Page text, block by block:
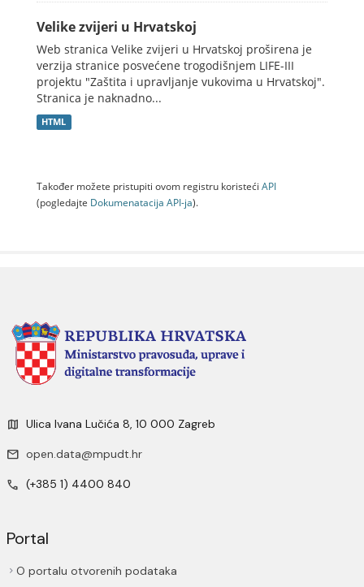
Velike zvijeri u Hrvatskoj
Web stranica Velike zvijeri u Hrvatskoj proširena je
verzija stranice posvećene trogodišnjem LIFE-III
projektu "Zaštita i upravljanje vukovima u Hrvatskoj".
Stranica je naknadno...
HTML
Također možete pristupiti ovom registru koristeći API
(pogledajte Dokumenаtаcijа API-jа).